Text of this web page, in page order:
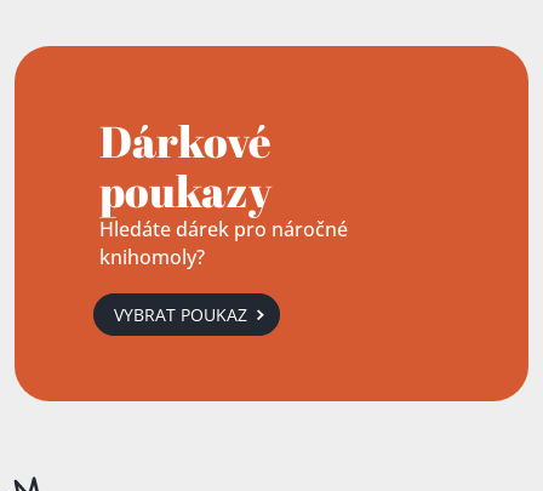
Dárkové
poukazy
Hledáte dárek pro náročné
knihomoly?
VYBRAT POUKAZ